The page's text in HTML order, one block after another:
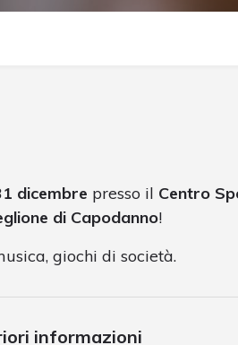
dicembre presso il Centro
di Capodanno!
giochi di società.
informazioni